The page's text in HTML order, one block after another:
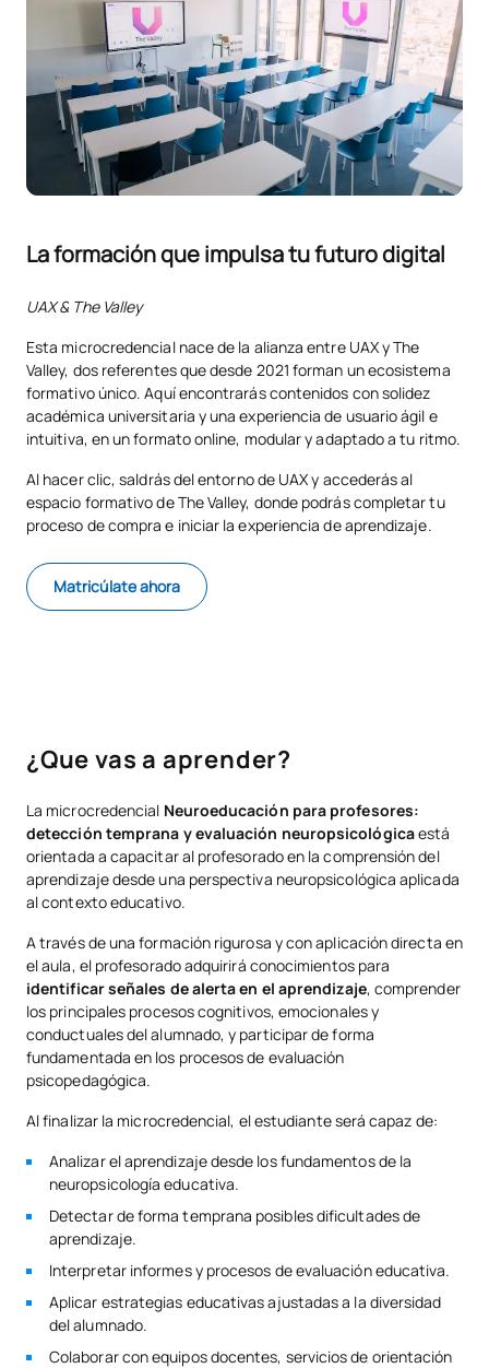
La formación que impulsa tu futuro digital
UAX & The Valley
Esta microcredencial nace de la alianza entre UAX y The
Valley, dos referentes que desde 2021 forman un ecosistema
formativo único. Aquí encontrarás contenidos con solidez
académica universitaria y una experiencia de usuario ágil e
intuitiva, en un formato online, modular y adaptado a tu ritmo.
Al hacer clic, saldrás del entorno de UAX y accederás al
espacio formativo de The Valley, donde podrás completar tu
proceso de compra e iniciar la experiencia de aprendizaje.
Matricúlate ahora
¿Que vas a aprender?
La microcredencial Neuroeducación para profesores:
detección temprana y evaluación neuropsicológicaestá
orientada a capacitar al profesorado en la comprensión del
aprendizaje desde una perspectiva neuropsicológica aplicada
al contexto educativo.
A través de una formación rigurosa y con aplicación directa en
el aula, el profesorado adquirirá conocimientos para
identificar señales de alerta en el aprendizaje, comprender
los principales procesos cognitivos, emocionales y
conductuales del alumnado, y participar de forma
fundamentada en los procesos de evaluación
psicopedagógica.
Al finalizar la microcredencial, el estudiante será capaz de:
Analizar el aprendizaje desde los fundamentos de la
neuropsicología educativa.
Detectar de forma temprana posibles dificultades de
aprendizaje.
Interpretar informes y procesos de evaluación educativa.
Aplicar estrategias educativas ajustadas a la diversidad
del alumnado.
Colaborar con equipos docentes, servicios de orientación